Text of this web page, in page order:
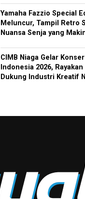
Yamaha Fazzio Special
Meluncur, Tampil Retro
Nuansa Senja yang
CIMB Niaga Gelar
Indonesia 2026,
Dukung Industri Kreatif